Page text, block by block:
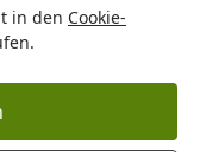
in den Cookie-